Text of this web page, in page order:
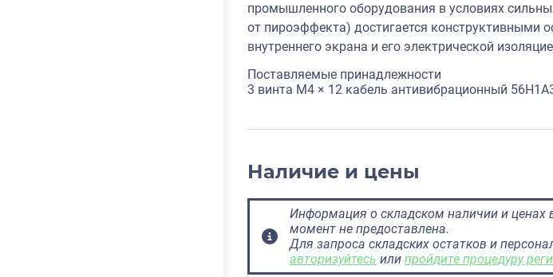
промышленного оборудования в условиях
от пироэффекта) достигается конструктивными
внутреннего экрана и его электрической
Поставляемые принадлежности
3 винта M4 × 12 кабель антивибрационный
Наличие и цены
Информация о складском наличии и ценах
момент не предоставлена.
Для запроса складских остатков и
авторизуйтесь или пройдите процедуру